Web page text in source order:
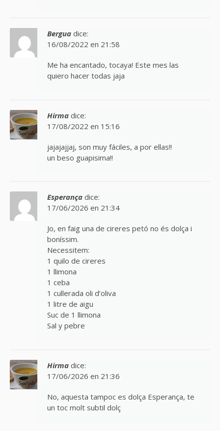
Bergua dice:
16/08/2022 en 21:58
Me ha encantado, tocaya! Este mes las
quiero hacer todas jaja
Hirma dice:
17/08/2022 en 15:16
jajajajjaj, son muy fáciles, a por ellas!!
un beso guapisima!!
Esperança dice:
17/06/2026 en 21:34
Jo, en faig una de cireres petó no és dolça i
boníssim.
Necessitem:
1 quilo de cireres
1 llimona
1 ceba
1 cullerada oli d’oliva
1 litre de aigu
Suc de 1 llimona
Sal y pebre
Hirma dice:
17/06/2026 en 21:36
No, aquesta tampoc es dolça Esperança, te
un toc molt subtil dolç